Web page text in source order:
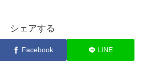
シェアする
Facebook LINE